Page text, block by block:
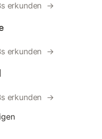
erkunden →
erkunden →
erkunden →